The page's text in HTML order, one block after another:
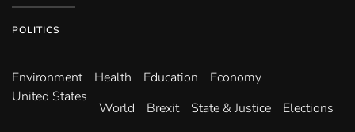
POLITICS
Environ­ment Health Education
Economy
United States
World Brexit State & Justice Elections